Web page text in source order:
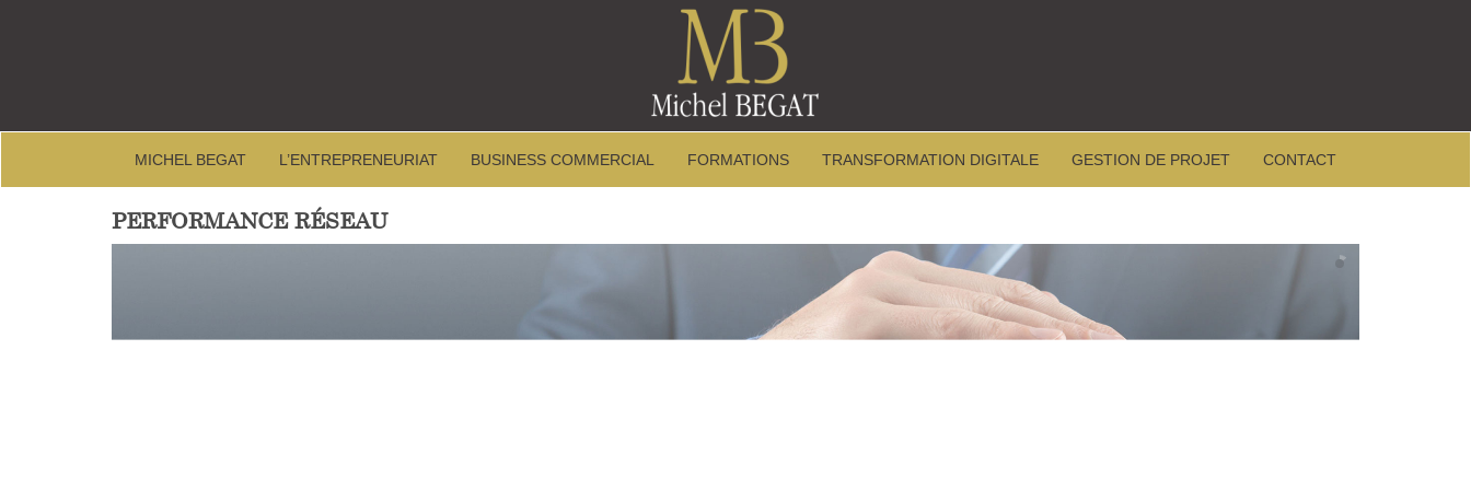
MICHEL BEGAT L’ENTREPRENEURIAT BUSINESS COMMERCIAL FORMATIONS TRANSFORMATION DIGITALE GESTION DE PROJET CONTACT
PERFORMANCE RÉSEAU